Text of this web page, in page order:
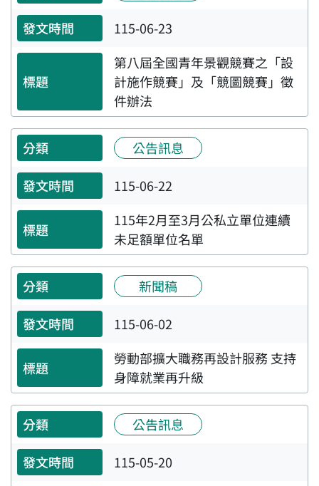
115-06-23
第八屆全國青年景觀競賽之「設
計施作競賽」及「競圖競賽」徵
件辦法
公告訊息
115-06-22
115年2月至3月公私立單位連續
未足額單位名單
新聞稿
115-06-02
勞動部擴大職務再設計服務 支持
身障就業再升級
公告訊息
115-05-20